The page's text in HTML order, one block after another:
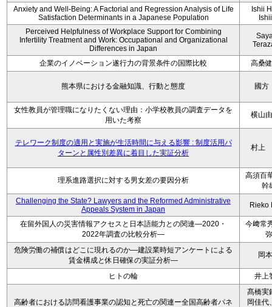
Anxiety and Well-Being: A Factorial and Regression Analysis of Life
Satisfaction Determinants in a Japanese Population
Ishii
Perceived Helpfulness of Workplace Support for Combining
Infertility Treatment and Work: Occupational and Organizational
Differences in Japan
企業のイノベーション遂行力の背景条件の国際比較 高桑
熊本県における金融知識、行動と態度 國
女性教員が管理職になりたくない理由：小学校教員の調査データを
用いた考察
横山
テレワーク制度の適用と実施が生活時間に与える影響 : 制度活用パ
ターンと属性別差異に着目した実証分析
村上
理系進路選択に対する男女差の要因分析
高須百
幹
Challenging the State? Lawyers and the Reformed Administrative
Appeals System in Japan
Rieko
在留外国人の災害情報アクセスと日本語能力との関連―2020・
2022年調査の比較分析―
今﨑常
弥
危険労働の補償はどこに現れるのか―建設業時短アンケートによる
賃金構成と休日確保の実証分析―
岡
ヒトの輪 井上
高齢者における訪問看護事業の認知と死亡の関連ー全国高齢者パネ
髙橋実
岡佳代